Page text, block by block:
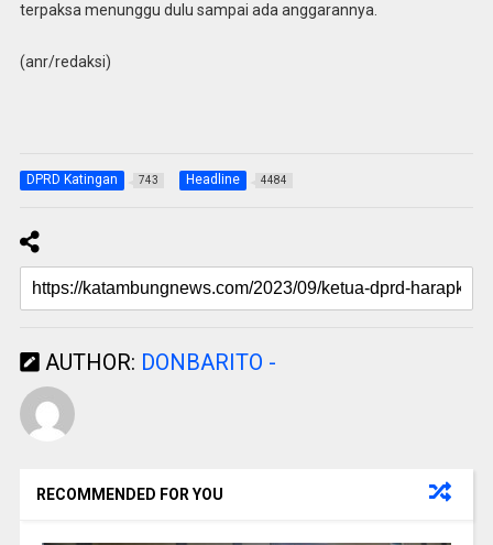
terpaksa menunggu dulu sampai ada anggarannya.
(anr/redaksi)
DPRD Katingan 743 Headline 4484
AUTHOR: DONBARITO -
RECOMMENDED FOR YOU